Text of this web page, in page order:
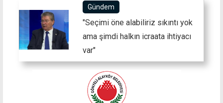
Gündem
"Seçimi öne alabiliriz sıkıntı yok
ama şimdi halkın icraata ihtiyacı
var"